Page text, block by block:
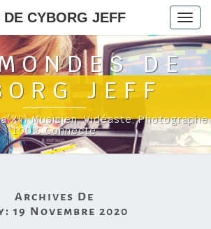
CYBORG JEFF
DE
JEFF
Musicien, Vidéaste, Photographe
100% Connecté
Archives De
19 Novembre 2020